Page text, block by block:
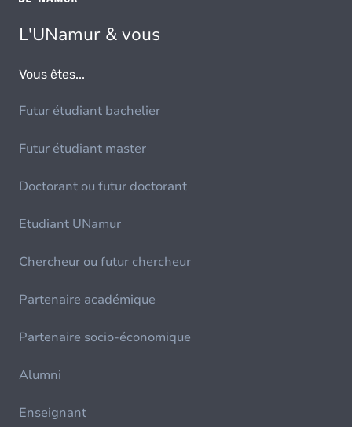
L'UNamur & vous
Vous êtes...
Futur étudiant bachelier
Futur étudiant master
Doctorant ou futur doctorant
Etudiant UNamur
Chercheur ou futur chercheur
Partenaire académique
Partenaire socio-économique
Alumni
Enseignant